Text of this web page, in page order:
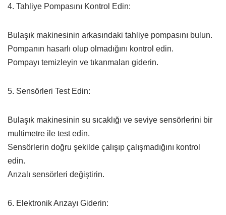
4. Tahliye Pompasını Kontrol Edin:
Bulaşık makinesinin arkasındaki tahliye pompasını bulun.
Pompanın hasarlı olup olmadığını kontrol edin.
Pompayı temizleyin ve tıkanmaları giderin.
5. Sensörleri Test Edin:
Bulaşık makinesinin su sıcaklığı ve seviye sensörlerini bir
multimetre ile test edin.
Sensörlerin doğru şekilde çalışıp çalışmadığını kontrol
edin.
Arızalı sensörleri değiştirin.
6. Elektronik Arızayı Giderin: